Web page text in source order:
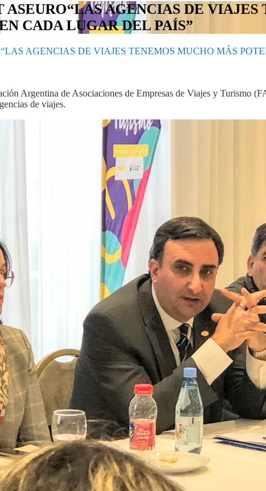
ASEURO“LAS AGENCIAS DE
CADA LUGAR DEL PAÍS”
AGENCIAS DE VIAJES TENEMOS MUCHO MÁS
Argentina de Asociaciones de Empresas de Viajes y Turismo
de viajes.